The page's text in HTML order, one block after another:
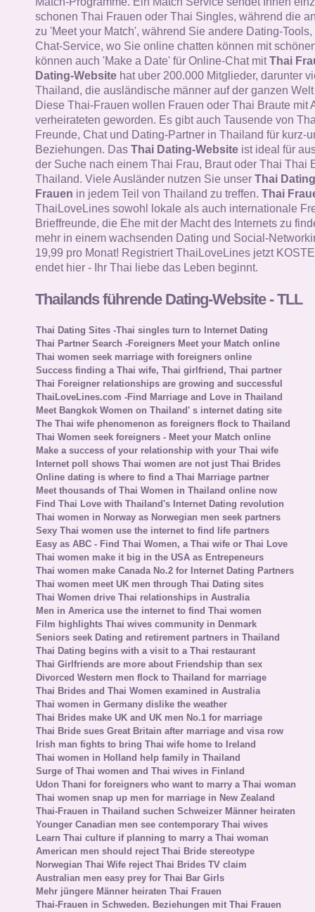
schonen Thai Frauen oder Thai Singles, während die
zu 'Meet your Match', während Sie andere Dating-
Chat-Service, wo Sie online chatten können mit
können auch 'Make a Date' für Online-Chat mitThai
Dating-Websitehat uber 200.000 Mitglieder, darunter
Thailand, die ausländische männer auf der ganzen
Diese Thai-Frauen wollen Frauen oder Thai Braute mit
verheirateten geworden. Es gibt auch Tausende von
Freunde, Chat und Dating-Partner in Thailand für kurz-
Beziehungen. Das Thai Dating-Websiteist ideal für
der Suche nach einem Thai Frau, Braut oder Thai Thai
Thailand. Viele Ausländer nutzen Sie unser Thai
Frauen in jedem Teil von Thailand zu treffen. Thai
ThaiLoveLines sowohl lokale als auch internationale
Brieffreunde, die Ehe mit der Macht des Internets zu
mehr in einem wachsenden Dating und Social-
19,99 pro Monat! Registriert ThaiLoveLines jetzt
endet hier - Ihr Thai liebe das Leben beginnt.
Thailands führende Dating-Website - TLL
Thai Dating Sites -Thai singles turn to Internet Dating
Thai Partner Search -Foreigners Meet your Match online
Thai women seek marriage with foreigners online
Success finding a Thai wife, Thai girlfriend, Thai partner
Thai Foreigner relationships are growing and successful
ThaiLoveLines.com -Find Marriage and Love in Thailand
Meet Bangkok Women on Thailand' s internet dating site
The Thai wife phenomenon as foreigners flock to Thailand
Thai Women seek foreigners - Meet your Match online
Make a success of your relationship with your Thai wife
Internet poll shows Thai women are not just Thai Brides
Online dating is where to find a Thai Marriage partner
Meet thousands of Thai Women in Thailand online now
Find Thai Love with Thailand's Internet Dating revolution
Thai women in Norway as Norwegian men seek partners
Sexy Thai women use the internet to find life partners
Easy as ABC - Find Thai Women, a Thai wife or Thai Love
Thai women make it big in the USA as Entrepeneurs
Thai women make Canada No.2 for Internet Dating Partners
Thai women meet UK men through Thai Dating sites
Thai Women drive Thai relationships in Australia
Men in America use the internet to find Thai women
Film highlights Thai wives community in Denmark
Seniors seek Dating and retirement partners in Thailand
Thai Dating begins with a visit to a Thai restaurant
Thai Girlfriends are more about Friendship than sex
Divorced Western men flock to Thailand for marriage
Thai Brides and Thai Women examined in Australia
Thai women in Germany dislike the weather
Thai Brides make UK and UK men No.1 for marriage
Thai Bride sues Great Britain after marriage and visa row
Irish man fights to bring Thai wife home to Ireland
Thai women in Holland help family in Thailand
Surge of Thai women and Thai wives in Finland
Udon Thani for foreigners who want to marry a Thai woman
Thai women snap up men for marriage in New Zealand
Thai-Frauen in Thailand suchen Schweizer Männer heiraten
Younger Canadian men see contemporary Thai wives
Learn Thai culture if planning to marry a Thai woman
American men should reject Thai Bride stereotype
Norwegian Thai Wife reject Thai Brides TV claim
Australian men easy prey for Thai Bar Girls
Mehr jüngere Männer heiraten Thai Frauen
Thai-Frauen in Schweden. Beziehungen mit Thai Frauen